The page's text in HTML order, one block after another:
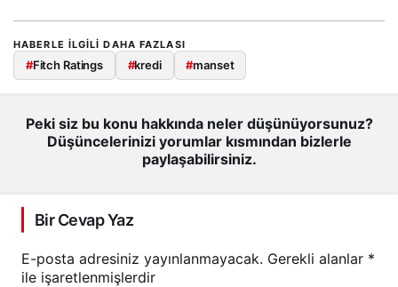
HABERLE ILGILI DAHA FAZLASI
#Fitch Ratings #kredi #manset
Peki siz bu konu hakkında neler düşünüyorsunuz?
Düşüncelerinizi yorumlar kısmından bizlerle
paylaşabilirsiniz.
Bir Cevap Yaz
E-posta adresiniz yayınlanmayacak. Gerekli alanlar *
ile işaretlenmişlerdir